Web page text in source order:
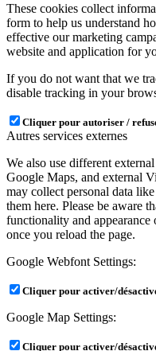
These cookies collect
form to help us understand
effective our marketing
website and application for
If you do not want that we
disable tracking in your
Cliquer pour autoriser /
Autres services externes
We also use different
Google Maps, and external
may collect personal data
them here. Please be aware
functionality and
once you reload the page.
Google Webfont Settings:
Cliquer pour activer/
Google Map Settings:
Cliquer pour activer/